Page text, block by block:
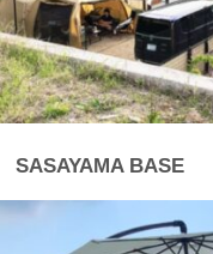
SASAYAMA BASE